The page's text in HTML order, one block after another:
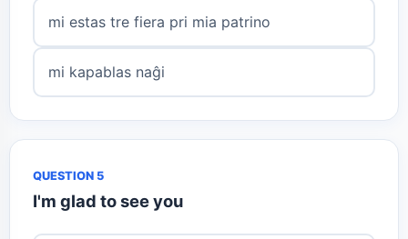
mi estas tre fiera pri mia patrino
mi kapablas naĝi
QUESTION 5
I'm glad to see you